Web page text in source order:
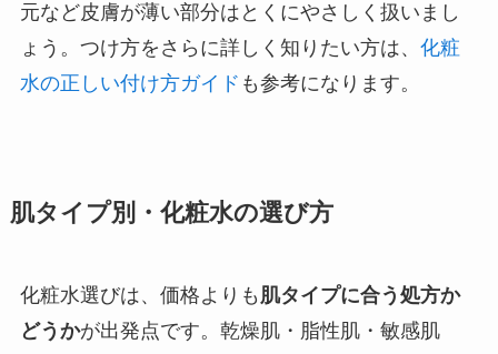
元など皮膚が薄い部分はとくにやさしく扱いまし
ょう。つけ方をさらに詳しく知りたい方は、 化粧
水の正しい付け方ガイド も参考になります。
肌タイプ別・化粧水の選び方
化粧水選びは、価格よりも 肌タイプに合う処方か
どうかが出発点です。乾燥肌・脂性肌・敏感肌